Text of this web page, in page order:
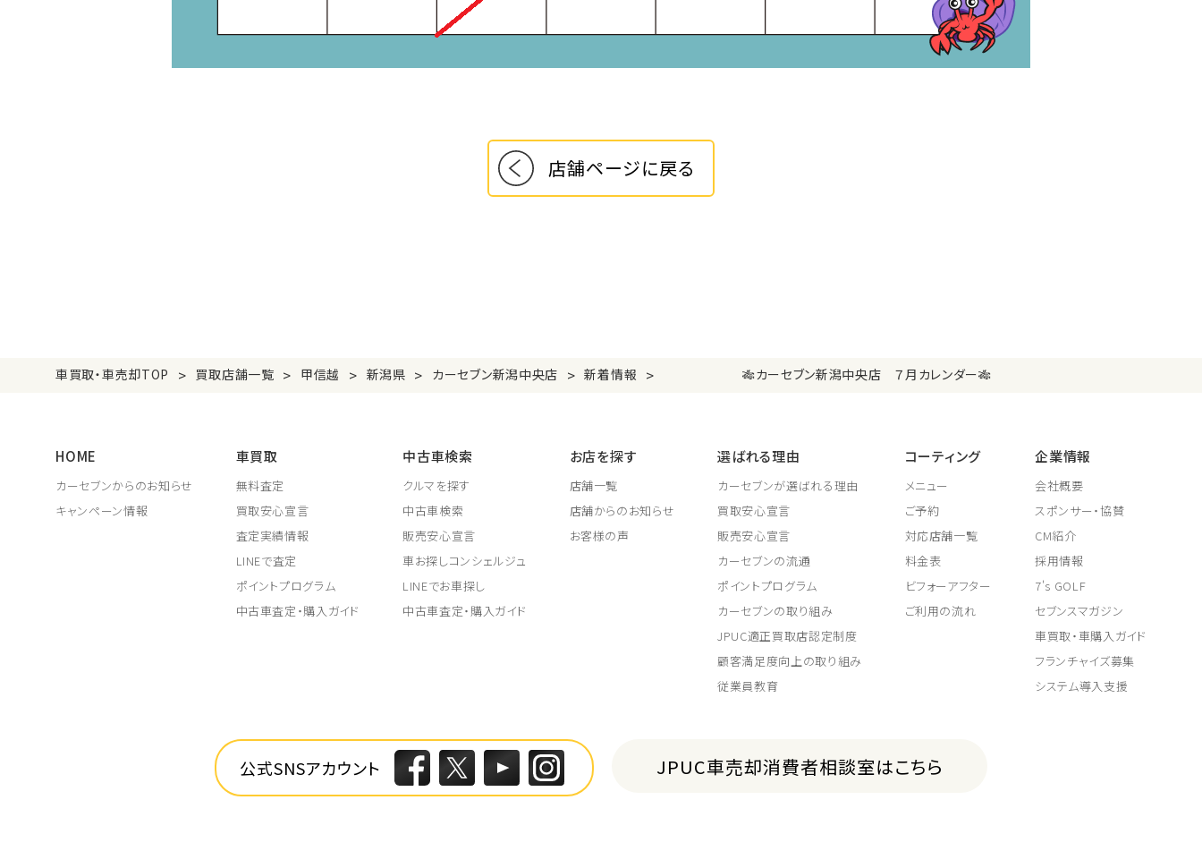
店舗ページに戻る
車買取・車売却TOP > 買取店舗一覧 > 甲信越 > 新潟県 > カーセブン新潟中央店 > 新着情報 > 🎋カーセブン新潟中央店 ７月カレンダー🎋
HOME
カーセブンからのお知らせ
キャンペーン情報
車買取
無料査定
買取安心宣言
査定実績情報
LINEで査定
ポイントプログラム
中古車査定・購入ガイド
中古車検索
クルマを探す
中古車検索
販売安心宣言
車お探しコンシェルジュ
LINEでお車探し
中古車査定・購入ガイド
お店を探す
店舗一覧
店舗からのお知らせ
お客様の声
選ばれる理由
カーセブンが選ばれる理由
買取安心宣言
販売安心宣言
カーセブンの流通
ポイントプログラム
カーセブンの取り組み
JPUC適正買取店認定制度
顧客満足度向上の取り組み
従業員教育
コーティング
メニュー
ご予約
対応店舗一覧
料金表
ビフォーアフター
ご利用の流れ
企業情報
会社概要
スポンサー・協賛
CM紹介
採用情報
7's GOLF
セブンスマガジン
車買取・車購入ガイド
フランチャイズ募集
システム導入支援
公式SNSアカウント JPUC車売却消費者相談室はこちら